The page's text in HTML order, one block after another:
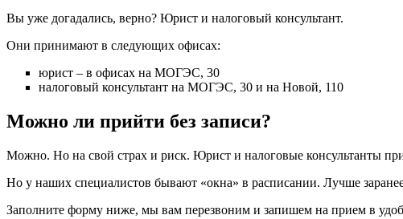
Вы уже догадались, верно? Юрист и налоговый консультант.
Они принимают в следующих офисах:
юрист – в офисах на МОГЭС, 30
налоговый консультант на МОГЭС, 30 и на Новой, 110
Можно ли прийти без записи?
Можно. Но на свой страх и риск. Юрист и налоговые консультанты
Но у наших специалистов бывают «окна» в расписании. Лучше
Заполните форму ниже, мы вам перезвоним и запишем на прием в